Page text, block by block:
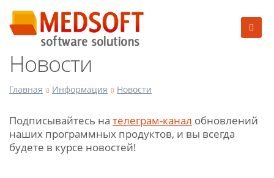
Новости
Главная Информация Новости
Подписывайтесь на телеграм-канал обновлений
наших программных продуктов, и вы всегда
будете в курсе новостей!